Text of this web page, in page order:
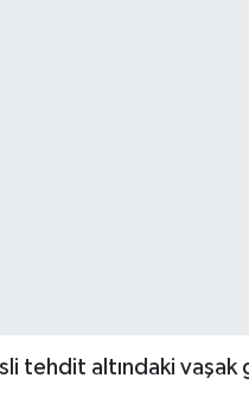
tehdit altındaki